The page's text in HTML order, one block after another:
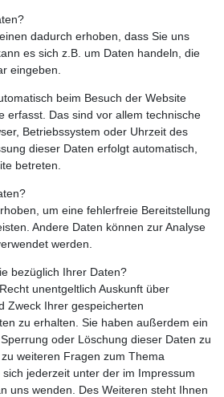
dadurch erhoben, dass Sie uns
es sich z.B. um Daten handeln, die
eingeben.
beim Besuch der Website
erfasst. Das sind vor allem technische
Betriebssystem oder Uhrzeit des
dieser Daten erfolgt automatisch,
betreten.
um eine fehlerfreie Bereitstellung
Andere Daten können zur Analyse
werden.
bezüglich Ihrer Daten?
unentgeltlich Auskunft über
Zweck Ihrer gespeicherten
zu erhalten. Sie haben außerdem ein
oder Löschung dieser Daten zu
weiteren Fragen zum Thema
jederzeit unter der im Impressum
uns wenden. Des Weiteren steht Ihnen